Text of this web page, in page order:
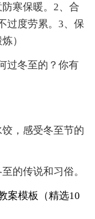
防寒保暖。2、合
过度劳累。3、保
）
过冬至的？你有
，感受冬至节的
的传说和习俗。
案模板（精选10